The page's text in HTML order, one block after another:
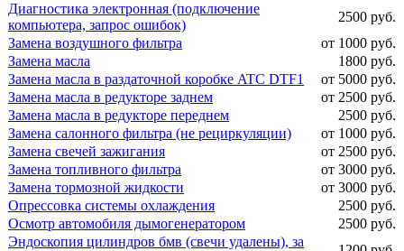
Диагностика электронная (подключение
компьютера, запрос ошибок)
2500 руб.
Замена воздушного фильтра
от 1000 руб.
Замена масла
1800 руб.
Замена масла в раздаточной коробке ATC DTF1
от 5000 руб.
Замена масла в редукторе заднем
от 2500 руб.
Замена масла в редукторе переднем
2500 руб.
Замена салонного фильтра (не рециркуляции)
от 1000 руб.
Замена свечей зажигания
от 2500 руб.
Замена топливного фильтра
от 3000 руб.
Замена тормозной жидкости
от 3000 руб.
Опрессовка системы охлаждения
2500 руб.
Осмотр автомобиля дымогенератором
2500 руб.
Эндоскопия цилиндров бмв (свечи удалены), за